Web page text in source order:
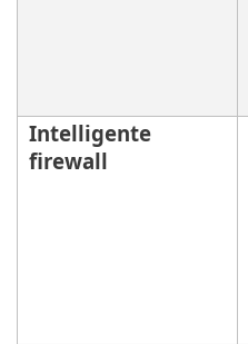
Intelligente
firewall